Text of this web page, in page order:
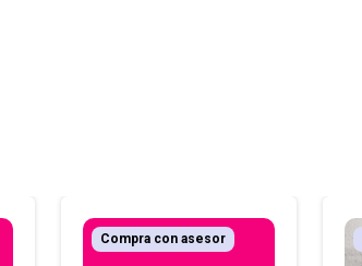
Compra con asesor